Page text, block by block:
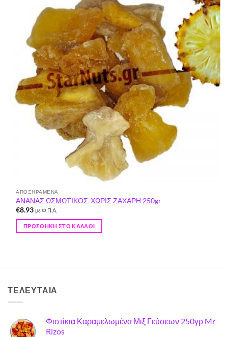
στη Λίστα
Επιθυμιών
ΑΠΟΞΗΡΑΜΈΝΑ
ΑΝΑΝΑΣ ΩΣΜΩΤΙΚΟΣ-ΧΩΡΙΣ ΖΑΧΑΡΗ 250gr
€8.93 με Φ.Π.Α.
ΠΡΟΣΘΉΚΗ ΣΤΟ ΚΑΛΆΘΙ
ΤΕΛΕΥΤΑΊΑ
Φιστίκια Καραμελωμένα Μιξ Γεύσεων 250γρ Mr
Rizos